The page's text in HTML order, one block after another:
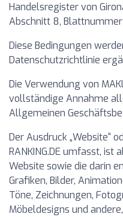
Handelsregister von
Abschnitt 8, Blattnummer
Diese Bedingungen
Datenschutzrichtlinie
Die Verwendung von
vollständige Annahme
Allgemeinen
Der Ausdruck „Website“
RANKING.DE umfasst, ist
Website sowie die darin
Grafiken, Bilder,
Töne, Zeichnungen,
Möbeldesigns und